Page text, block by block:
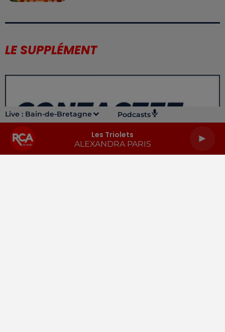
Live : Bain-de-Bretagne Podcasts
Les Triolets
ALEXANDRA PARIS
LE SUPPLÉMENT